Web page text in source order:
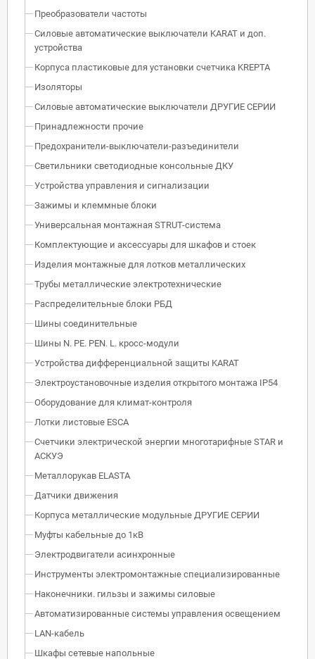
Преобразователи частоты
Силовые автоматические выключатели KARAT и доп.
устройства
Корпуса пластиковые для установки счетчика KREPTA
Изоляторы
Силовые автоматические выключатели ДРУГИЕ СЕРИИ
Принадлежности прочие
Предохранители-выключатели-разъединители
Светильники светодиодные консольные ДКУ
Устройства управления и сигнализации
Зажимы и клеммные блоки
Универсальная монтажная STRUT-система
Комплектующие и аксессуары для шкафов и стоек
Изделия монтажные для лотков металлических
Трубы металлические электротехнические
Распределительные блоки РБД
Шины соединительные
Шины N. PE. PEN. L. кросс-модули
Устройства дифференциальной защиты KARAT
Электроустановочные изделия открытого монтажа IP54
Оборудование для климат-контроля
Лотки листовые ESCA
Счетчики электрической энергии многотарифные STAR и
АСКУЭ
Металлорукав ELASTA
Датчики движения
Корпуса металлические модульные ДРУГИЕ СЕРИИ
Муфты кабельные до 1кВ
Электродвигатели асинхронные
Инструменты электромонтажные специализированные
Наконечники. гильзы и зажимы силовые
Автоматизированные системы управления освещением
LAN-кабель
Шкафы сетевые напольные